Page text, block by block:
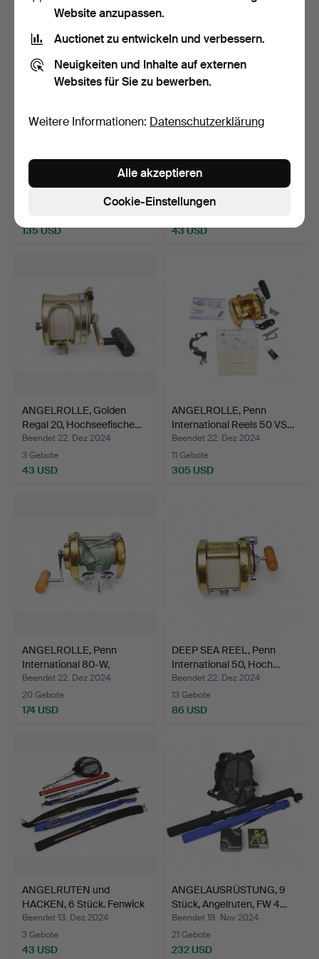
DIVERSE ANGELROLLEN,
Abu Garcia, Record, H…
Beendet 18. Jan 2025
135 USD
ANGELROLLE, Ryobi Alert
XS 900-L, Hochseef…
Beendet 16. Jan 2025
43 USD
ANGELROLLE, Golden
Regal 20, Hochseefische…
Beendet 22. Dez 2024
3 Gebote
43 USD
ANGELROLLE, Penn
International Reels 50 VS…
Beendet 22. Dez 2024
11 Gebote
305 USD
ANGELROLLE, Penn
International 80-W,
Hochs…
Beendet 22. Dez 2024
20 Gebote
174 USD
DEEP SEA REEL, Penn
International 50, Hoch…
Beendet 22. Dez 2024
13 Gebote
86 USD
ANGELRUTEN und
HACKEN, 6 Stück. Fenwick
FS…
Beendet 13. Dez 2024
3 Gebote
43 USD
ANGELAUSRÜSTUNG, 9
Stück, Angelruten, FW 4…
Beendet 18. Nov 2024
21 Gebote
232 USD
Website anzupassen.
Auctionet zu entwickeln und verbessern.
Neuigkeiten und Inhalte auf externen
Websites für Sie zu bewerben.
Weitere Informationen: Datenschutzerklärung
Cookie-Einstellungen
Alle akzeptieren